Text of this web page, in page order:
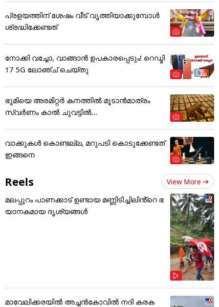
പ്രളയത്തിന് ശേഷം വീട് വൃത്തിയാക്കുമ്പോൾ
ശ്രദ്ധിക്കേണ്ടത്
നോക്കി വച്ചോ, വാങ്ങാൻ ഉപകാരപ്പെടും! റെഡ്മി
17 5G ലോഞ്ച് ചെയ്തു
ഭൂമിയെ അരമിറ്റർ കനത്തിൽ മൂടാൻമാത്രം
സ്വർണം കാൽ ചുവട്ടിൽ...
വാക്കുകൾ കൊണ്ടല്ല, മറുപടി കൊടുക്കേണ്ടത്
ഇങ്ങനെ
Reels View More
മലപ്പുറം പാണക്കാട് ഉണ്ടായ മണ്ണിടിച്ചിലിൻ്റെ ഭ
യാനകമായ ദൃശ്യങ്ങൾ
മാവേലിക്കരയിൽ അച്ചൻകോവിൽ നദി കരക